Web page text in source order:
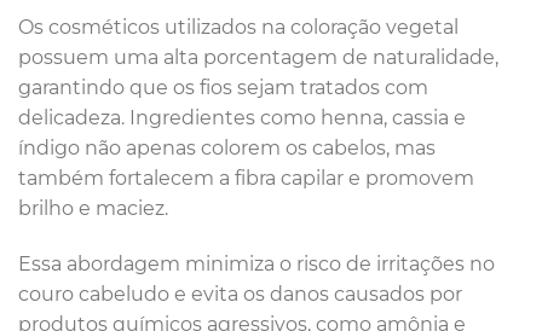
Os cosméticos utilizados na coloração vegetal
possuem uma alta porcentagem de naturalidade,
garantindo que os fios sejam tratados com
delicadeza. Ingredientes como henna, cassia e
índigo não apenas colorem os cabelos, mas
também fortalecem a fibra capilar e promovem
brilho e maciez.
Essa abordagem minimiza o risco de irritações no
couro cabeludo e evita os danos causados por
produtos químicos agressivos, como amônia e